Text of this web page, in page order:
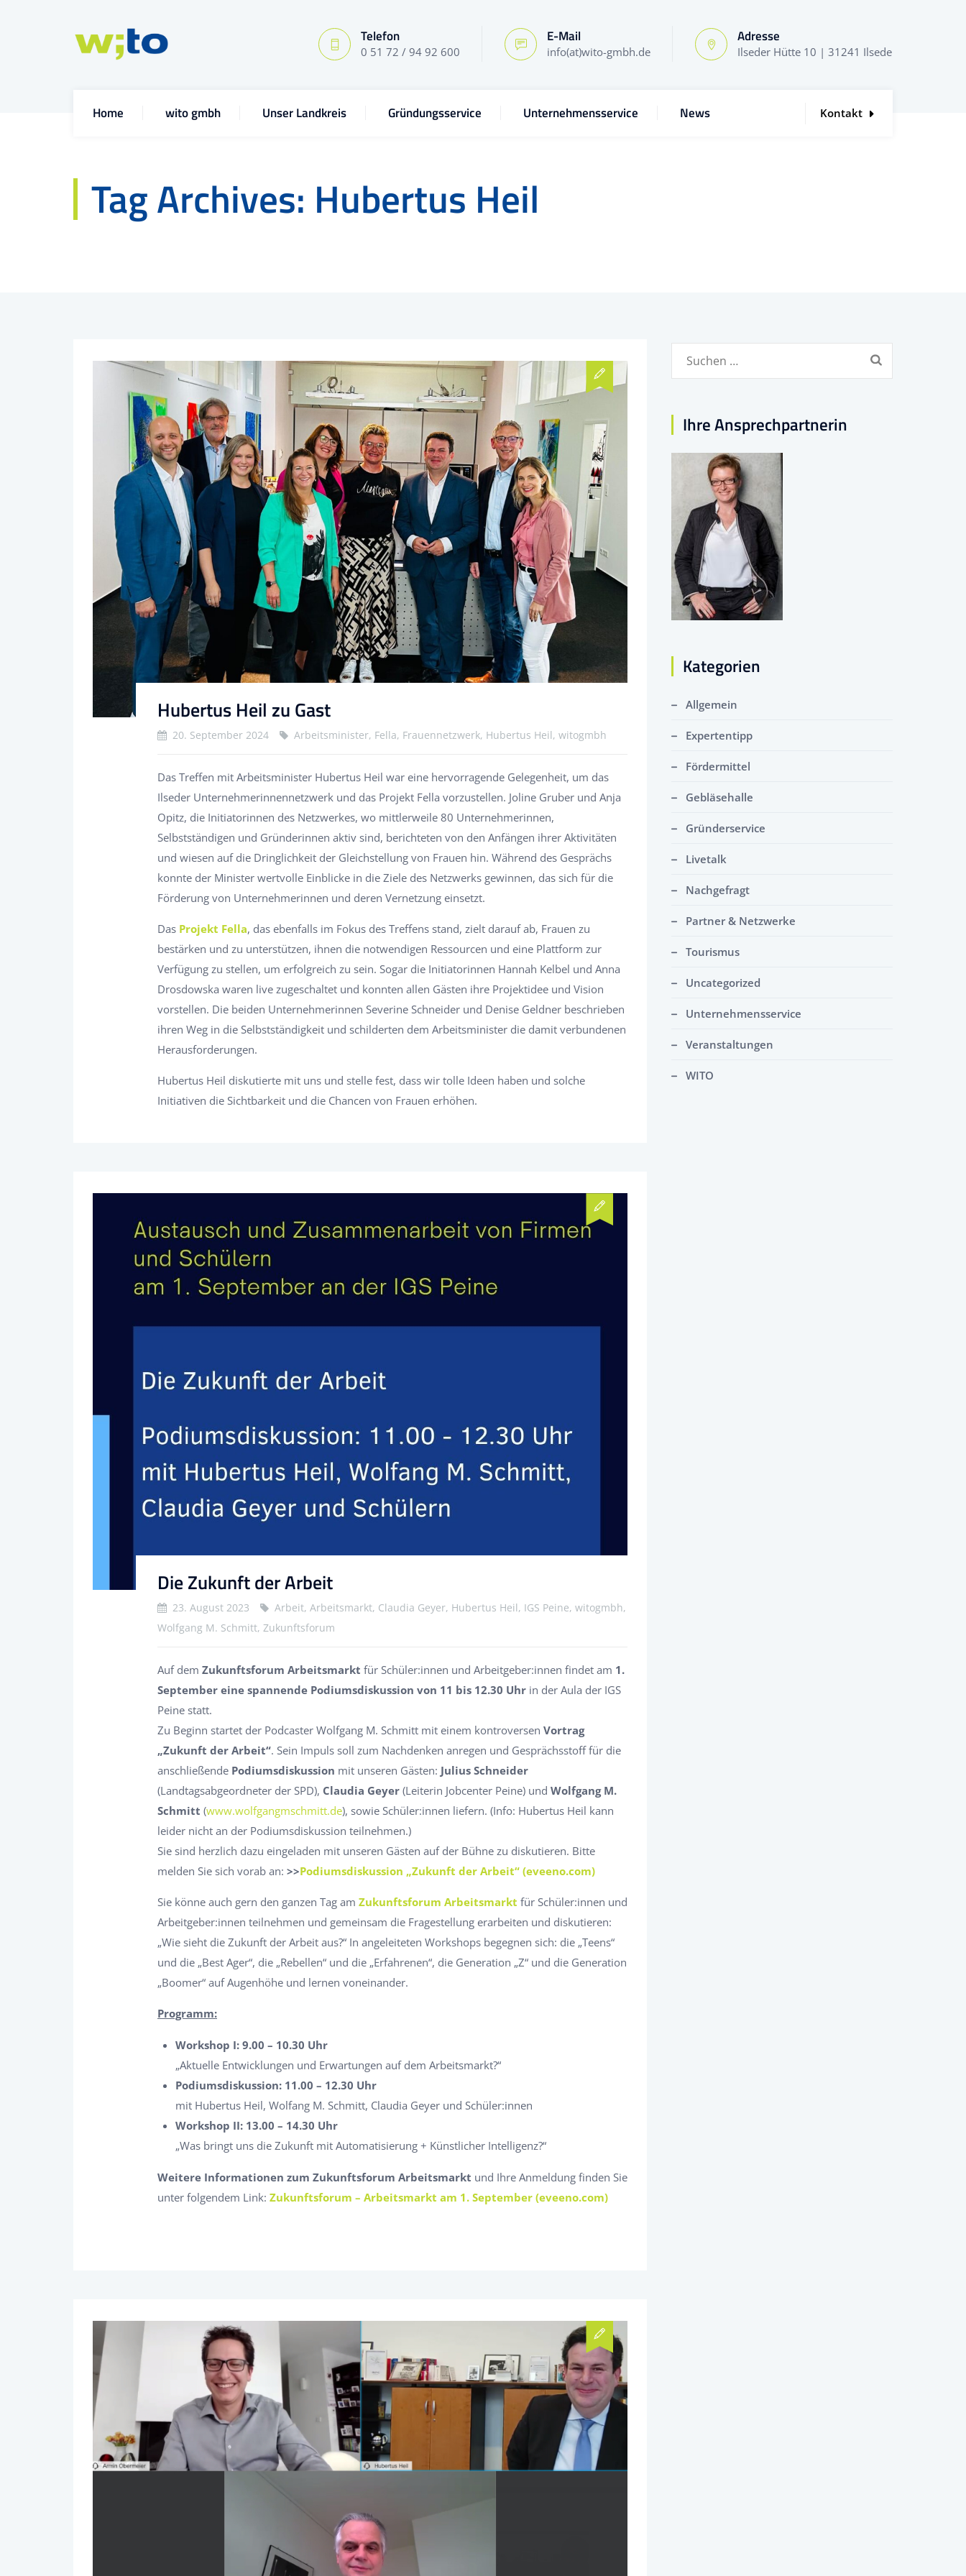
Telefon
0 51 72 / 94 92 600
E-Mail
info(at)wito-gmbh.de
Adresse
Ilseder Hütte 10 | 31241 Ilsede
Home wito gmbh Unser Landkreis Gründungsservice Unternehmensservice News Kontakt
Tag Archives: Hubertus Heil
Hubertus Heil zu Gast
20. September 2024 Arbeitsminister, Fella, Frauennetzwerk, Hubertus Heil, witogmbh
Das Treffen mit Arbeitsminister Hubertus Heil war eine hervorragende Gelegenheit, um das
Ilseder Unternehmerinnennetzwerk und das Projekt Fella vorzustellen. Joline Gruber und Anja
Opitz, die Initiatorinnen des Netzwerkes, wo mittlerweile 80 Unternehmerinnen,
Selbstständigen und Gründerinnen aktiv sind, berichteten von den Anfängen ihrer Aktivitäten
und wiesen auf die Dringlichkeit der Gleichstellung von Frauen hin. Während des Gesprächs
konnte der Minister wertvolle Einblicke in die Ziele des Netzwerks gewinnen, das sich für die
Förderung von Unternehmerinnen und deren Vernetzung einsetzt.
Das Projekt Fella, das ebenfalls im Fokus des Treffens stand, zielt darauf ab, Frauen zu
bestärken und zu unterstützen, ihnen die notwendigen Ressourcen und eine Plattform zur
Verfügung zu stellen, um erfolgreich zu sein. Sogar die Initiatorinnen Hannah Kelbel und Anna
Drosdowska waren live zugeschaltet und konnten allen Gästen ihre Projektidee und Vision
vorstellen. Die beiden Unternehmerinnen Severine Schneider und Denise Geldner beschrieben
ihren Weg in die Selbstständigkeit und schilderten dem Arbeitsminister die damit verbundenen
Herausforderungen.
Hubertus Heil diskutierte mit uns und stelle fest, dass wir tolle Ideen haben und solche
Initiativen die Sichtbarkeit und die Chancen von Frauen erhöhen.
Die Zukunft der Arbeit
23. August 2023
Arbeit, Arbeitsmarkt, Claudia Geyer, Hubertus Heil, IGS Peine, witogmbh,
Wolfgang M. Schmitt, Zukunftsforum
Auf dem Zukunftsforum Arbeitsmarkt für Schüler:innen und Arbeitgeber:innen findet am 1.
September eine spannende Podiumsdiskussion von 11 bis 12.30 Uhr in der Aula der IGS
Peine statt.
Zu Beginn startet der Podcaster Wolfgang M. Schmitt mit einem kontroversen Vortrag
„Zukunft der Arbeit“. Sein Impuls soll zum Nachdenken anregen und Gesprächsstoff für die
anschließende Podiumsdiskussion mit unseren Gästen: Julius Schneider
(Landtagsabgeordneter der SPD), Claudia Geyer (Leiterin Jobcenter Peine) und Wolfgang M.
Schmitt (www.wolfgangmschmitt.de), sowie Schüler:innen liefern. (Info: Hubertus Heil kann
leider nicht an der Podiumsdiskussion teilnehmen.)
Sie sind herzlich dazu eingeladen mit unseren Gästen auf der Bühne zu diskutieren. Bitte
melden Sie sich vorab an: >>Podiumsdiskussion „Zukunft der Arbeit“ (eveeno.com)
Sie könne auch gern den ganzen Tag am Zukunftsforum Arbeitsmarkt für Schüler:innen und
Arbeitgeber:innen teilnehmen und gemeinsam die Fragestellung erarbeiten und diskutieren:
„Wie sieht die Zukunft der Arbeit aus?“ In angeleiteten Workshops begegnen sich: die „Teens“
und die „Best Ager“, die „Rebellen“ und die „Erfahrenen“, die Generation „Z“ und die Generation
„Boomer“ auf Augenhöhe und lernen voneinander.
Programm:
Workshop I: 9.00 – 10.30 Uhr
„Aktuelle Entwicklungen und Erwartungen auf dem Arbeitsmarkt?“
Podiumsdiskussion: 11.00 – 12.30 Uhr
mit Hubertus Heil, Wolfang M. Schmitt, Claudia Geyer und Schüler:innen
Workshop II: 13.00 – 14.30 Uhr
„Was bringt uns die Zukunft mit Automatisierung + Künstlicher Intelligenz?“
Weitere Informationen zum Zukunftsforum Arbeitsmarkt und Ihre Anmeldung finden Sie
unter folgendem Link: Zukunftsforum – Arbeitsmarkt am 1. September (eveeno.com)
Suchen
Ihre Ansprechpartnerin
Kategorien
Allgemein
Expertentipp
Fördermittel
Gebläsehalle
Gründerservice
Livetalk
Nachgefragt
Partner & Netzwerke
Tourismus
Uncategorized
Unternehmensservice
Veranstaltungen
WITO